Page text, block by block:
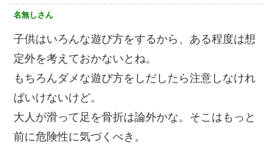
名無しさん
子供はいろんな遊び方をするから、ある程度は想
定外を考えておかないとね。
もちろんダメな遊び方をしだしたら注意しなけれ
ばいけないけど。
大人が滑って足を骨折は論外かな。そこはもっと
前に危険性に気づくべき。